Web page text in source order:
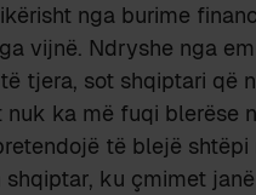
nga burime
vijnë. Ndryshe nga
tjera, sot shqiptari që
nuk ka më fuqi blerëse
të blejë shtëpi
ku çmimet janë